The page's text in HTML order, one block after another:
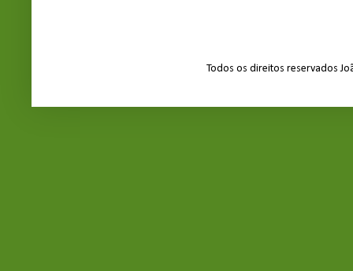
Todos os direitos reservados